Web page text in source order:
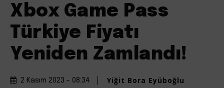
Xbox Game Pass
Türkiye Fiyatı
Yeniden Zamlandı!
2 Kasım 2023 - 08:34 Yiğit Bora Eyüboğlu